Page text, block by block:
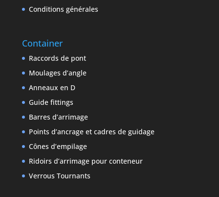
Conditions générales
Container
Raccords de pont
Moulages d’angle
Anneaux en D
Guide fittings
Barres d’arrimage
Points d’ancrage et cadres de guidage
Cônes d’empilage
Ridoirs d’arrimage pour conteneur
Verrous Tournants